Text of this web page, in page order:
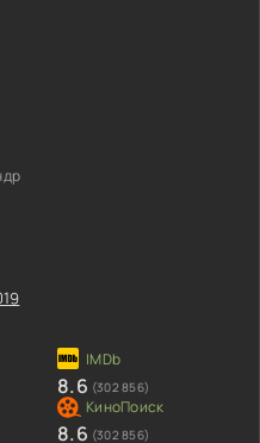
8.6 (302 856)
8.6 (302 856)